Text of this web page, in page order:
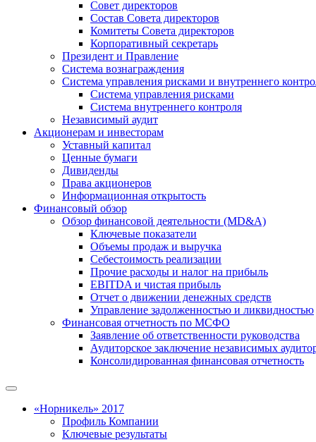
Совет директоров
Состав Совета директоров
Комитеты Совета директоров
Корпоративный секретарь
Президент и Правление
Система вознаграждения
Система управления рисками и внутреннего
Система управления рисками
Система внутреннего контроля
Независимый аудит
Акционерам и инвесторам
Уставный капитал
Ценные бумаги
Дивиденды
Права акционеров
Информационная открытость
Финансовый обзор
Обзор финансовой деятельности (MD&A)
Ключевые показатели
Объемы продаж и выручка
Себестоимость реализации
Прочие расходы и налог на прибыль
EBITDA и чистая прибыль
Отчет о движении денежных средств
Управление задолженностью и ликвидностью
Финансовая отчетность по МСФО
Заявление об ответственности руководства
Аудиторское заключение независимых
Консолидированная финансовая отчетность
«Норникель» 2017
Профиль Компании
Ключевые результаты